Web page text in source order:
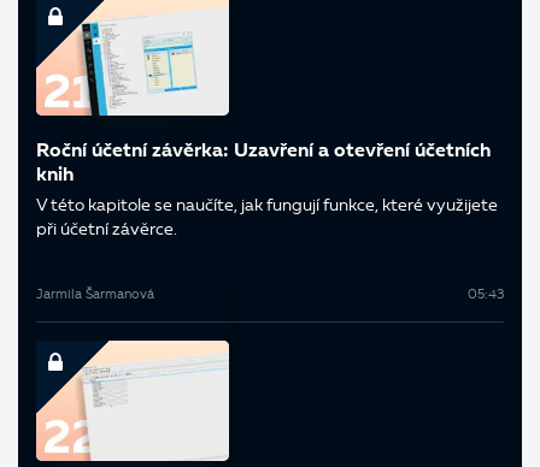
Roční účetní závěrka: Uzavření a otevření účetních
knih
V této kapitole se naučíte, jak fungují funkce, které využijete
při účetní závěrce.
Jarmila Šarmanová 05:43